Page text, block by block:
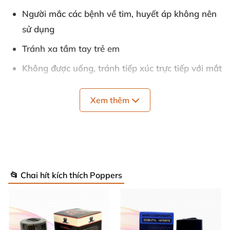
Người mắc các bệnh về tim, huyết áp không nên
sử dụng
Tránh xa tầm tay trẻ em
Không được uống, tránh tiếp xúc trực tiếp với mắt
Không lạm dụng, hítquá nhiều
Không bán cho trẻ em dưới 18 tuổi
mạnh mẽcủa popper
, cốp xe…
Xem thêm
📂 Chai hít kích thích Poppers